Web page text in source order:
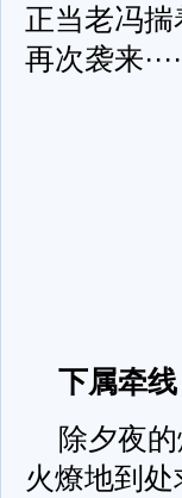
正当老冯
再次袭来
下属牵
除夕夜
火燎地到